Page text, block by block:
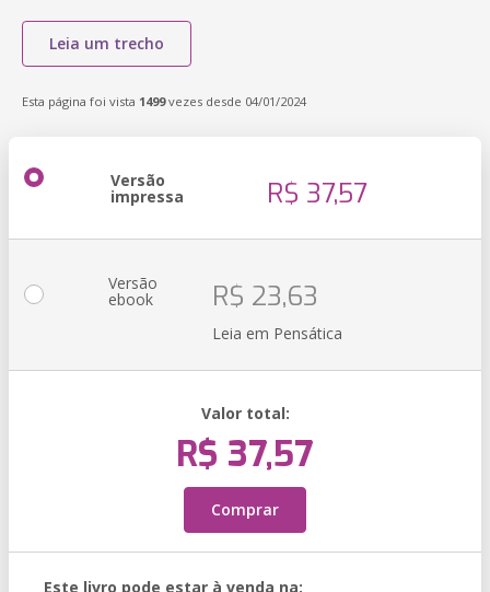
Leia um trecho
Esta página foi vista 1499vezes desde 04/01/2024
Versão
impressa R$ 37,57
Versão
ebook R$ 23,63
Leia em Pensática
Valor total:
R$ 37,57
Comprar
Este livro pode estar à venda na: